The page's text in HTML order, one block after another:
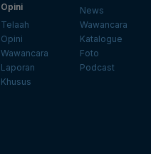
Opini
Telaah
Opini
Wawancara
Laporan
Khusus
News
Wawancara
Katalogue
Foto
Podcast